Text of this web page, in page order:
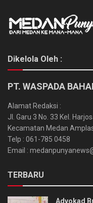
Dikelola Oleh :
PT. WASPADA
Alamat Redaksi :
Jl. Garu 3 No. 33 Kel.
Kecamatan Medan
Telp : 061-785 0458
Email :
TERBARU
Advokad